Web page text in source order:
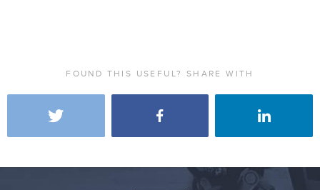
FOUND THIS USEFUL? SHARE WITH